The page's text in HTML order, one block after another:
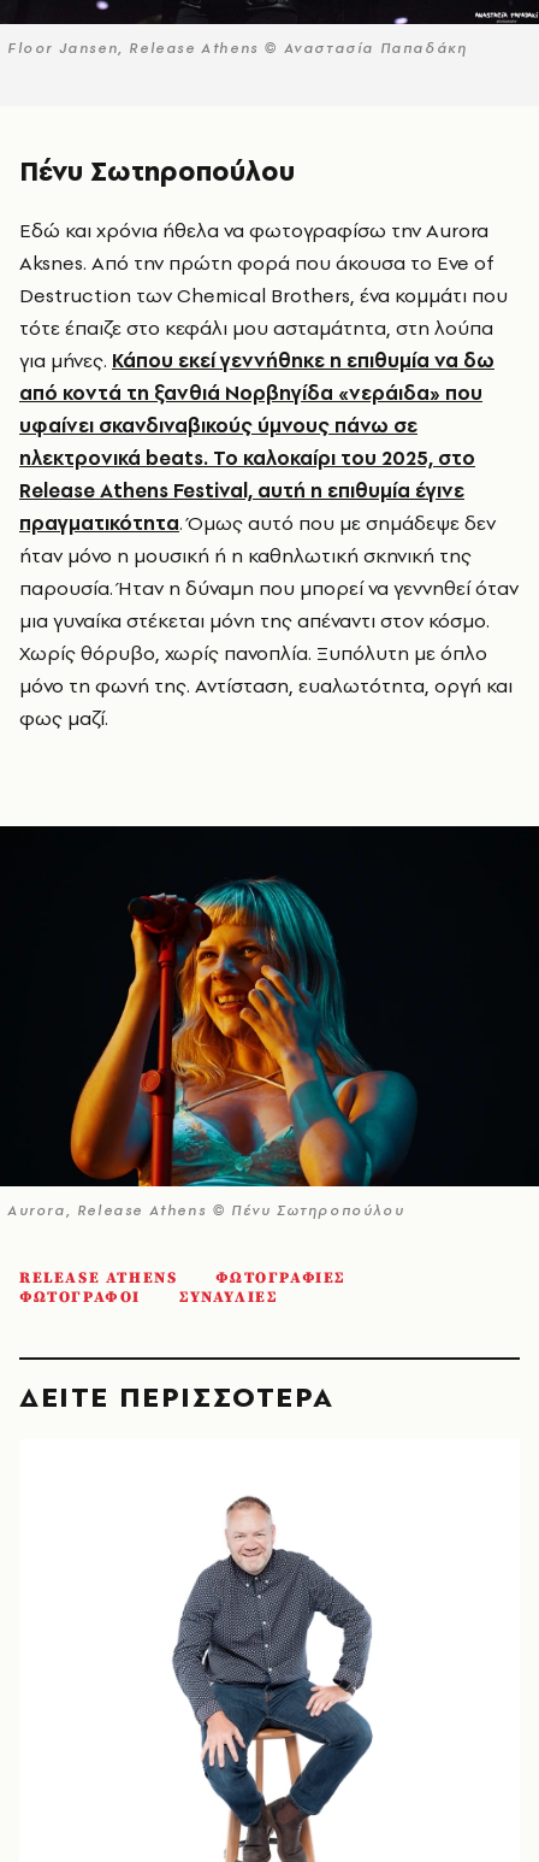
Floor Jansen, Release Athens © Αναστασία Παπαδάκη
Πένυ Σωτηροπούλου
Εδώ και χρόνια ήθελα να φωτογραφίσω την Aurora
Aksnes. Από την πρώτη φορά που άκουσα το Eve of
Destruction των Chemical Brothers, ένα κομμάτι που
τότε έπαιζε στο κεφάλι μου ασταμάτητα, στη λούπα
για μήνες. Κάπου εκεί γεννήθηκε η επιθυμία να δω
από κοντά τη ξανθιά Νορβηγίδα «νεράιδα» που
υφαίνει σκανδιναβικούς ύμνους πάνω σε
ηλεκτρονικά beats. Το καλοκαίρι του 2025, στο
Release Athens Festival, αυτή η επιθυμία έγινε
πραγματικότητα. Όμως αυτό που με σημάδεψε δεν
ήταν μόνο η μουσική ή η καθηλωτική σκηνική της
παρουσία. Ήταν η δύναμη που μπορεί να γεννηθεί όταν
μια γυναίκα στέκεται μόνη της απέναντι στον κόσμο.
Χωρίς θόρυβο, χωρίς πανοπλία. Ξυπόλυτη με όπλο
μόνο τη φωνή της. Αντίσταση, ευαλωτότητα, οργή και
φως μαζί.
Aurora, Release Athens © Πένυ Σωτηροπούλου
RELEASE ATHENS
ΦΩΤΟΓΡΑΦΙΕΣ
ΦΩΤΟΓΡΑΦΟΙ
ΣΥΝΑΥΛΙΕΣ
ΔΕΙΤΕ ΠΕΡΙΣΣΟΤΕΡΑ